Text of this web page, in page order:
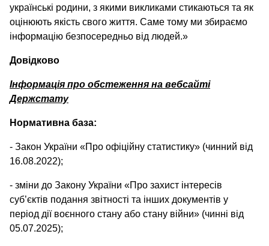
українські родини, з якими викликами стикаються та як
оцінюють якість свого життя. Саме тому ми збираємо
інформацію безпосередньо від людей.»
Довідково
Інформація про обстеження на вебсайті
Держстату
Нормативна база:
- Закон України «Про офіційну статистику» (чинний від
16.08.2022);
- зміни до Закону України «Про захист інтересів
суб’єктів подання звітності та інших документів у
період дії воєнного стану або стану війни» (чинні від
05.07.2025);